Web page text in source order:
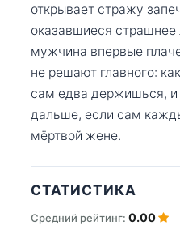
открывает стражу
оказавшиеся страшнее
мужчина впервые
не решают главного:
сам едва держишься, и
дальше, если сам
мёртвой жене.
СТАТИСТИКА
Средний рейтинг: 0.00